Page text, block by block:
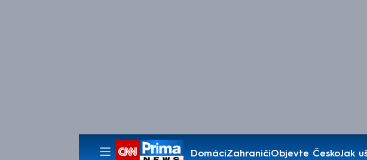
DomácíZahraničíObjevte ČeskoJak